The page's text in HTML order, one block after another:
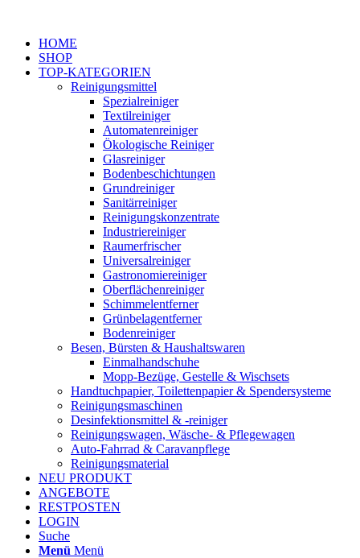
HOME
SHOP
TOP-KATEGORIEN
Reinigungsmittel
Spezialreiniger
Textilreiniger
Automatenreiniger
Ökologische Reiniger
Glasreiniger
Bodenbeschichtungen
Grundreiniger
Sanitärreiniger
Reinigungskonzentrate
Industriereiniger
Raumerfrischer
Universalreiniger
Gastronomiereiniger
Oberflächenreiniger
Schimmelentferner
Grünbelagentferner
Bodenreiniger
Besen, Bürsten & Haushaltswaren
Einmalhandschuhe
Mopp-Bezüge, Gestelle & Wischsets
Handtuchpapier, Toilettenpapier & Spendersysteme
Reinigungsmaschinen
Desinfektionsmittel & -reiniger
Reinigungswagen, Wäsche- & Pflegewagen
Auto-Fahrrad & Caravanpflege
Reinigungsmaterial
NEU PRODUKT
ANGEBOTE
RESTPOSTEN
LOGIN
Suche
Menü Menü